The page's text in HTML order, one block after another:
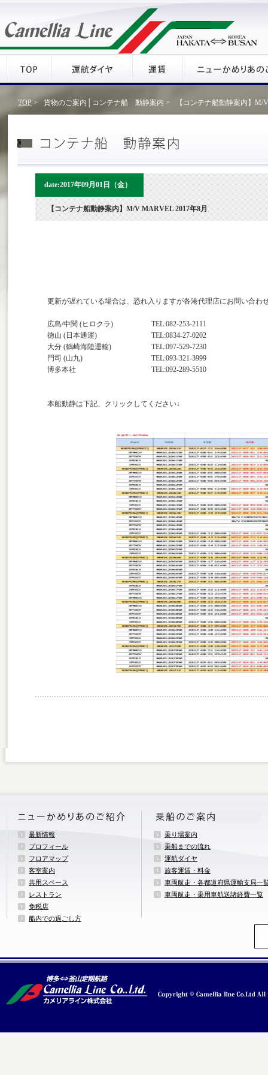
TOP> 貨物のご案内│コンテナ船 動静案内 > 【コンテナ船動静案内】M/
date:2017年09月01日（金）
【コンテナ船動静案内】M/V MARVEL 2017年8月
更新が遅れている場合は、恐れ入りますが各港代理店にお問い合わ
広島/中関 (ヒロクラ)
TEL:082-253-2111
徳山 (日本通運)
TEL:0834-27-0202
大分 (鶴崎海陸運輸)
TEL:097-529-7230
門司 (山九)
TEL:093-321-3999
博多本社
TEL:092-289-5510
本船動静は下記、クリックしてください↓
最新情報
プロフィール
フロアマップ
客室案内
共用スペース
レストラン
免税店
船内での過ごし方
乗り場案内
乗船までの流れ
運航ダイヤ
旅客運賃・料金
車両航走・各都道府県運輸支局一
車両航走・乗用車航送諸経費一覧